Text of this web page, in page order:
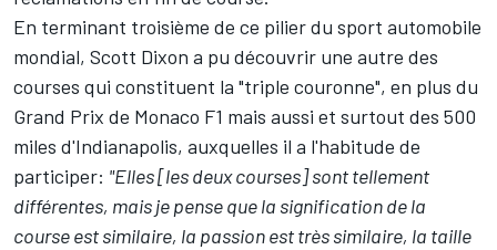
En terminant troisième de ce pilier du sport automobile
mondial, Scott Dixon a pu découvrir une autre des
courses qui constituent la "triple couronne", en plus du
Grand Prix de Monaco F1 mais aussi et surtout des 500
miles d'Indianapolis, auxquelles il a l'habitude de
participer: "Elles [les deux courses] sont tellement
différentes, mais je pense que la signification de la
course est similaire, la passion est très similaire, la taille